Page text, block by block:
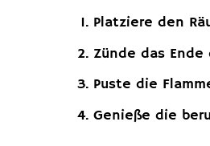
Platziere den
Zünde das
Puste die
Genieße die